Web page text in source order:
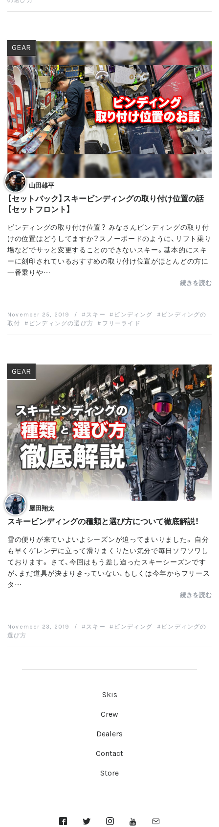
山田雄平
【セットバック】スキービンディングの取り付け位置の話
【セットフロント】
GEAR
ビンディングの取り付け位置？ みなさんビンディングの取り付
けの位置はどうしてますか？スノーボードのように、リフト乗り
場などでサッと変更することのできないスキー。基本的にスキ
ーに刻印されているおすすめの取り付け位置がほとんどの方に
一番乗りや…
続きを読む
November 25, 2019 / スキー ビンディング
ビンディングの
取付
ビンディングの選び方 フリーライド
屋田翔太
スキービンディングの種類と選び方について徹底解説！
GEAR
雪の便りが来ていよいよシーズンが迫ってまいりました。 自分
も早くゲレンデに立って滑りまくりたい気分で毎日ソワソワし
ております。 さて、今回はもう差し迫ったスキーシーズンです
が、まだ道具が決まりきっていない、もしくは今年からフリース
タ…
続きを読む
November 23, 2019 / スキー ビンディング
ビンディングの
選び方
Skis
Crew
Dealers
Contact
Store